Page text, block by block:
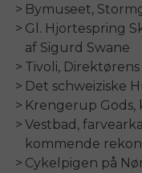
Bymuseet,
Gl. Hjortespring
af Sigurd Swane
Tivoli,
Det schweiziske
Krengerup Gods,
Vestbad,
kommende
Cykelpigen på